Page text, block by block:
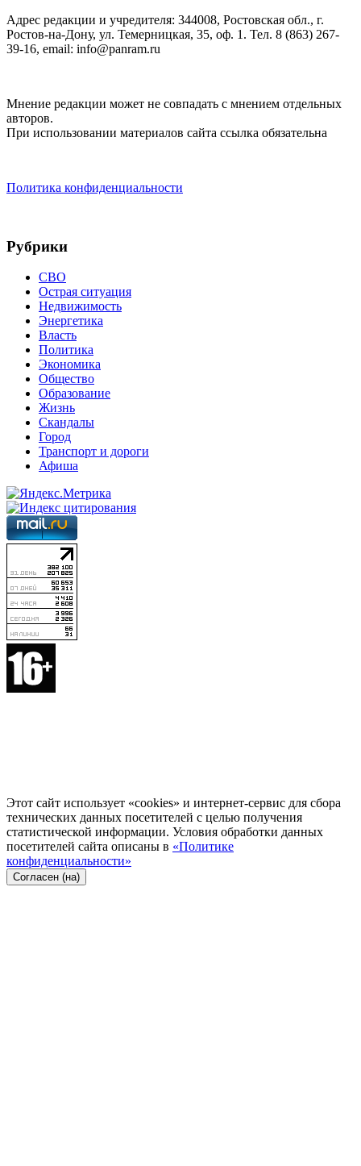
Адрес редакции и учредителя: 344008, Ростовская обл., г.
Ростов-на-Дону, ул. Темерницкая, 35, оф. 1. Тел. 8 (863) 267-
39-16, email: info@panram.ru
Мнение редакции может не совпадать с мнением отдельных
авторов.
При использовании материалов сайта ссылка обязательна
Политика конфиденциальности
Рубрики
СВО
Острая ситуация
Недвижимость
Энергетика
Власть
Политика
Экономика
Общество
Образование
Жизнь
Скандалы
Город
Транспорт и дороги
Афиша
Этот сайт использует «cookies» и интернет-сервис для сбора
технических данных посетителей с целью получения
статистической информации. Условия обработки данных
посетителей сайта описаны в «Политике
конфиденциальности»
Согласен (на)